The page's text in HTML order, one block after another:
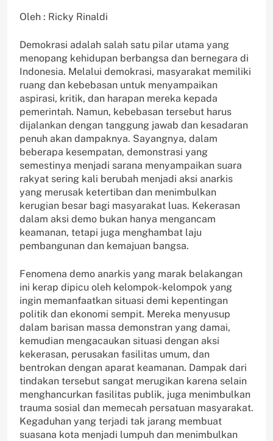
Oleh : Ricky Rinaldi
Demokrasi adalah salah satu pilar utama yang
menopang kehidupan berbangsa dan bernegara di
Indonesia. Melalui demokrasi, masyarakat memiliki
ruang dan kebebasan untuk menyampaikan
aspirasi, kritik, dan harapan mereka kepada
pemerintah. Namun, kebebasan tersebut harus
dijalankan dengan tanggung jawab dan kesadaran
penuh akan dampaknya. Sayangnya, dalam
beberapa kesempatan, demonstrasi yang
semestinya menjadi sarana menyampaikan suara
rakyat sering kali berubah menjadi aksi anarkis
yang merusak ketertiban dan menimbulkan
kerugian besar bagi masyarakat luas. Kekerasan
dalam aksi demo bukan hanya mengancam
keamanan, tetapi juga menghambat laju
pembangunan dan kemajuan bangsa.
Fenomena demo anarkis yang marak belakangan
ini kerap dipicu oleh kelompok-kelompok yang
ingin memanfaatkan situasi demi kepentingan
politik dan ekonomi sempit. Mereka menyusup
dalam barisan massa demonstran yang damai,
kemudian mengacaukan situasi dengan aksi
kekerasan, perusakan fasilitas umum, dan
bentrokan dengan aparat keamanan. Dampak dari
tindakan tersebut sangat merugikan karena selain
menghancurkan fasilitas publik, juga menimbulkan
trauma sosial dan memecah persatuan masyarakat.
Kegaduhan yang terjadi tak jarang membuat
suasana kota menjadi lumpuh dan menimbulkan